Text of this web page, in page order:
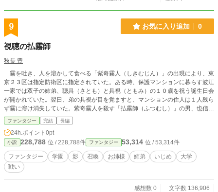
9 お気に入り追加 0
視聴の払霧師
秋長 豊
霧を吐き、人を溶かして食べる「紫奇霧人（しきむじん）」の出現により、東
京２３区は指定防衛区に指定されていた。ある時、保護マンションに暮らす波江
一家では双子の姉弟、聴具（さとも）と具視（ともみ）の１０歳を祝う誕生日会
が開かれていた。翌日、弟の具視が目を覚ますと、マンションの住人は１人残ら
ず霧に溶け消失していた。紫奇霧人を殺す「払霧師（ふつむし）」の男、也信
（やしん）によって具視は救われるが、彼は重傷を負っていたため力尽きる。
祖母が暮らす地方の村に引っ越した具視は、霧を吸っても死ななかった”化け
物”と呼ばれ、いじめに遭う。１３歳になり、也信の弟也草（やぐさ）から払霧
師を養成する払霧師大学入学への打診を受ける。具視は払霧師になることを決意
し、既に大学で学んでいる也草の居候先に転がり込んだ。払霧師は守護影（人の
影にすむ生き物）から力を借り、霧をはじく光を具現化し戦う。入学試験では、
守護影審査で自分の守護影を見つける必要があった。 審査２０回目にして、
ファンタジー 完結 長編
24h.ポイント 0pt
小説 228,788 位 / 228,788件 ファンタジー 53,314 位 / 53,314件
ファンタジー 学園 影 召喚 お姉様 姉弟 いじめ
大学
戦い
感想数 0
文字数 136,906